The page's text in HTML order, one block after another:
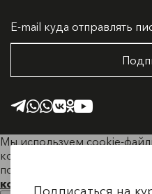
Мы используем cookie-
контента и удобства
пользоваться сайтом, вы
конфиденциальности.